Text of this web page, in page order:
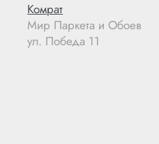
Комрат
Мир Паркета и Обоев
ул. Победа 11